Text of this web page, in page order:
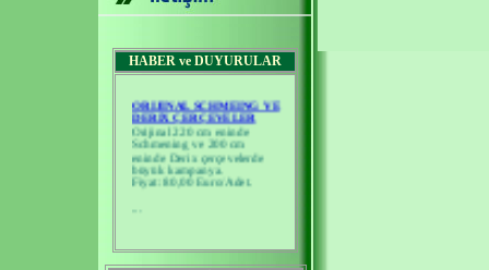
HABER ve DUYURULAR
DERIX ÇERÇEVELER
Orijinal 220 cm eninde
Schmening ve 200 cm
eninde Derix çerçevelerde
büyük kampanya.
Fiyat: 80,00 Euro/Adet.